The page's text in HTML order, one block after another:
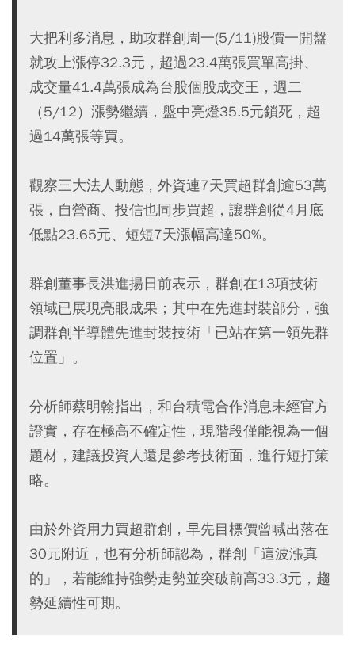
大把利多消息，助攻群創周一(5/11)股價一開盤
就攻上漲停32.3元，超過23.4萬張買單高掛、
成交量41.4萬張成為台股個股成交王，週二
（5/12）漲勢繼續，盤中亮燈35.5元鎖死，超
過14萬張等買。
觀察三大法人動態，外資連7天買超群創逾53萬
張，自營商、投信也同步買超，讓群創從4月底
低點23.65元、短短7天漲幅高達50%。
群創董事長洪進揚日前表示，群創在13項技術
領域已展現亮眼成果；其中在先進封裝部分，強
調群創半導體先進封裝技術「已站在第一領先群
位置」。
分析師蔡明翰指出，和台積電合作消息未經官方
證實，存在極高不確定性，現階段僅能視為一個
題材，建議投資人還是參考技術面，進行短打策
略。
由於外資用力買超群創，早先目標價曾喊出落在
30元附近，也有分析師認為，群創「這波漲真
的」，若能維持強勢走勢並突破前高33.3元，趨
勢延續性可期。